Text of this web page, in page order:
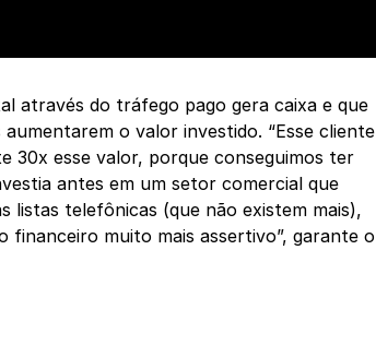
através do tráfego pago gera caixa e que
o valor investido. “Esse cliente
30x esse valor, porque conseguimos ter
antes em um setor comercial que
listas telefônicas (que não existem mais),
muito mais assertivo”, garante o